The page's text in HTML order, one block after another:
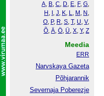
A, B, C, D, E, F, G,
H , , J, K, L, M , N ,
O, P, R, S, T, U, V,
Õ, Ä, Ö, Ü, X, Y, Z
Meedia
ERR
Narvskaya Gazeta
Põhjarannik
Severnaja Poberezje